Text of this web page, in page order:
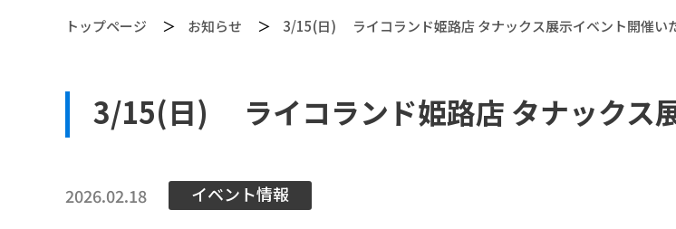
【PITGEAR】 クリーニング・メンテンナンス用品 【Callsight】 カー用品
トップページ お知らせ 3/15(日) ライコランド姫路店 タナックス展示イベント開催い
3/15(日) ライコランド姫路店 タナックス
2026.02.18 イベント情報